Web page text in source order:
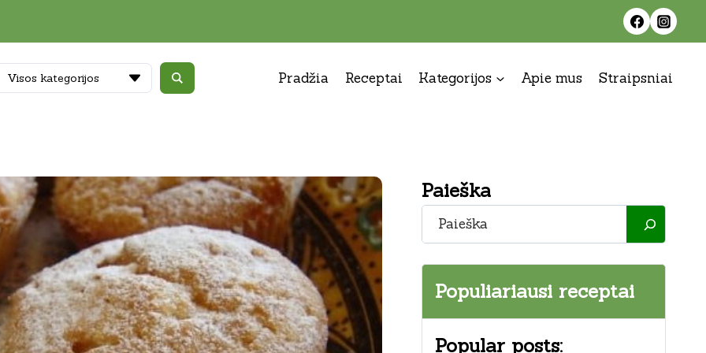
Visos kategorijos Pradžia Receptai Kategorijos Apie mus Straipsniai
Paieška
Paieška
Populiariausi receptai
Popular posts: